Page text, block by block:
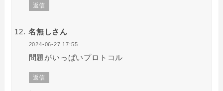
返信
名無しさん
2024-06-27 17:55
問題がいっぱいプロトコル
返信